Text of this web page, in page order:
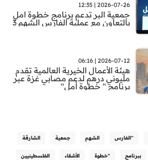
2026-07-26 | 12:35
جمعية البر تدعم برنامج خطوة امل
بالتعاون مع عملية الفارس الشهم 3
2026-07-12 | 06:16
هيئة الأعمال الخيرية العالمية تقدم
مليوني درهم لدعم مصابي غزة عبر
برنامج " خطوة أمل"
"الفارس الشهم جمعية الشارقة
ببرنامج "خطوة الأشقاء الفلسطينيين